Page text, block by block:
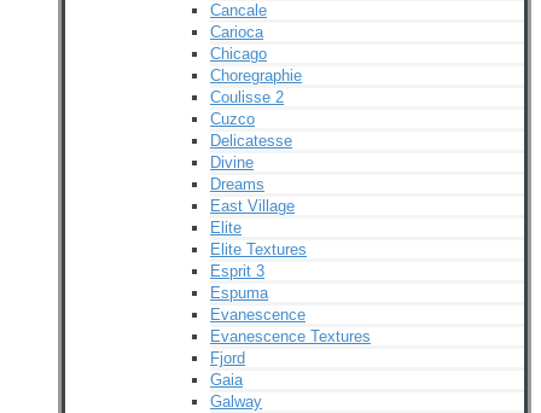
Cancale
Carioca
Chicago
Choregraphie
Coulisse 2
Cuzco
Delicatesse
Divine
Dreams
East Village
Elite
Elite Textures
Esprit 3
Espuma
Evanescence
Evanescence Textures
Fjord
Gaia
Galway